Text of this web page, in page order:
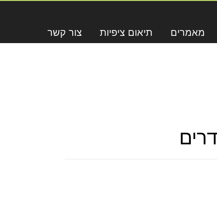
מאמרים תיאום ציפיות צור קשר